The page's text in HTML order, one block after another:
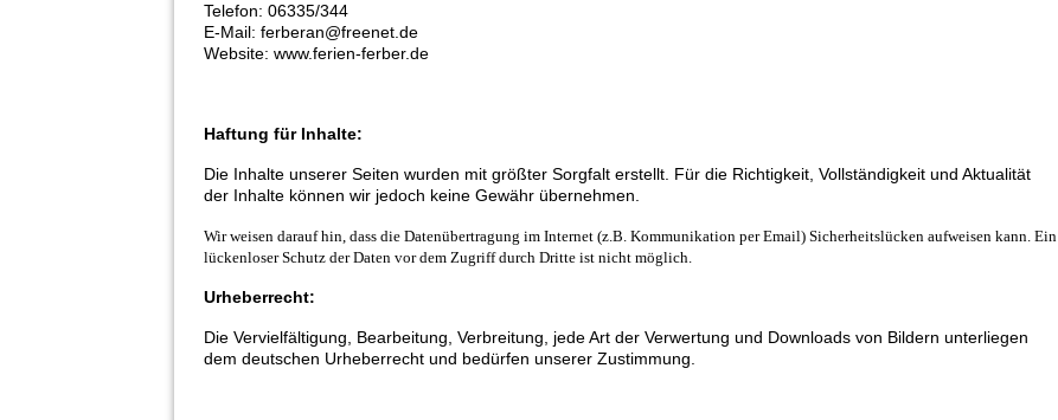
Telefon: 06335/344
E-Mail: ferberan@freenet.de
Website: www.ferien-ferber.de
Haftung für Inhalte:
Die Inhalte unserer Seiten wurden mit größter Sorgfalt erstellt. Für die Richtigkeit, Vollständigkeit und Aktualität
der Inhalte können wir jedoch keine Gewähr übernehmen.
Wir weisen darauf hin, dass die Datenübertragung im Internet (z.B. Kommunikation per Email) Sicherheitslücken aufweisen kann. Ein
lückenloser Schutz der Daten vor dem Zugriff durch Dritte ist nicht möglich.
Urheberrecht:
Die Vervielfältigung, Bearbeitung, Verbreitung, jede Art der Verwertung und Downloads von Bildern unterliegen
dem deutschen Urheberrecht und bedürfen unserer Zustimmung.